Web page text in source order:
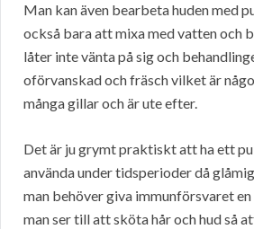
Man kan även bearbeta huden med
också bara att mixa med vatten och
låter inte vänta på sig och
oförvanskad och fräsch vilket är
många gillar och är ute efter.
Det är ju grymt praktiskt att ha ett
använda under tidsperioder då
man behöver giva immunförsvaret
man ser till att sköta hår och hud så